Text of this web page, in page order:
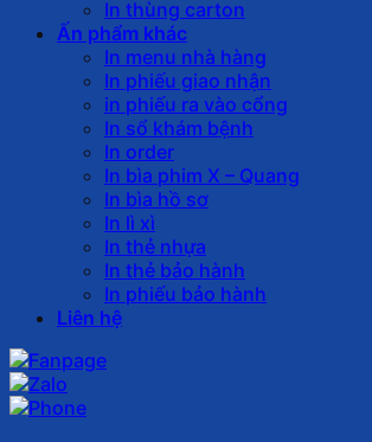
In thùng carton
Ấn phẩm khác
In menu nhà hàng
In phiếu giao nhận
in phiếu ra vào cổng
In sổ khám bệnh
In order
In bìa phim X – Quang
In bìa hồ sơ
In lì xì
In thẻ nhựa
In thẻ bảo hành
In phiếu bảo hành
Liên hệ